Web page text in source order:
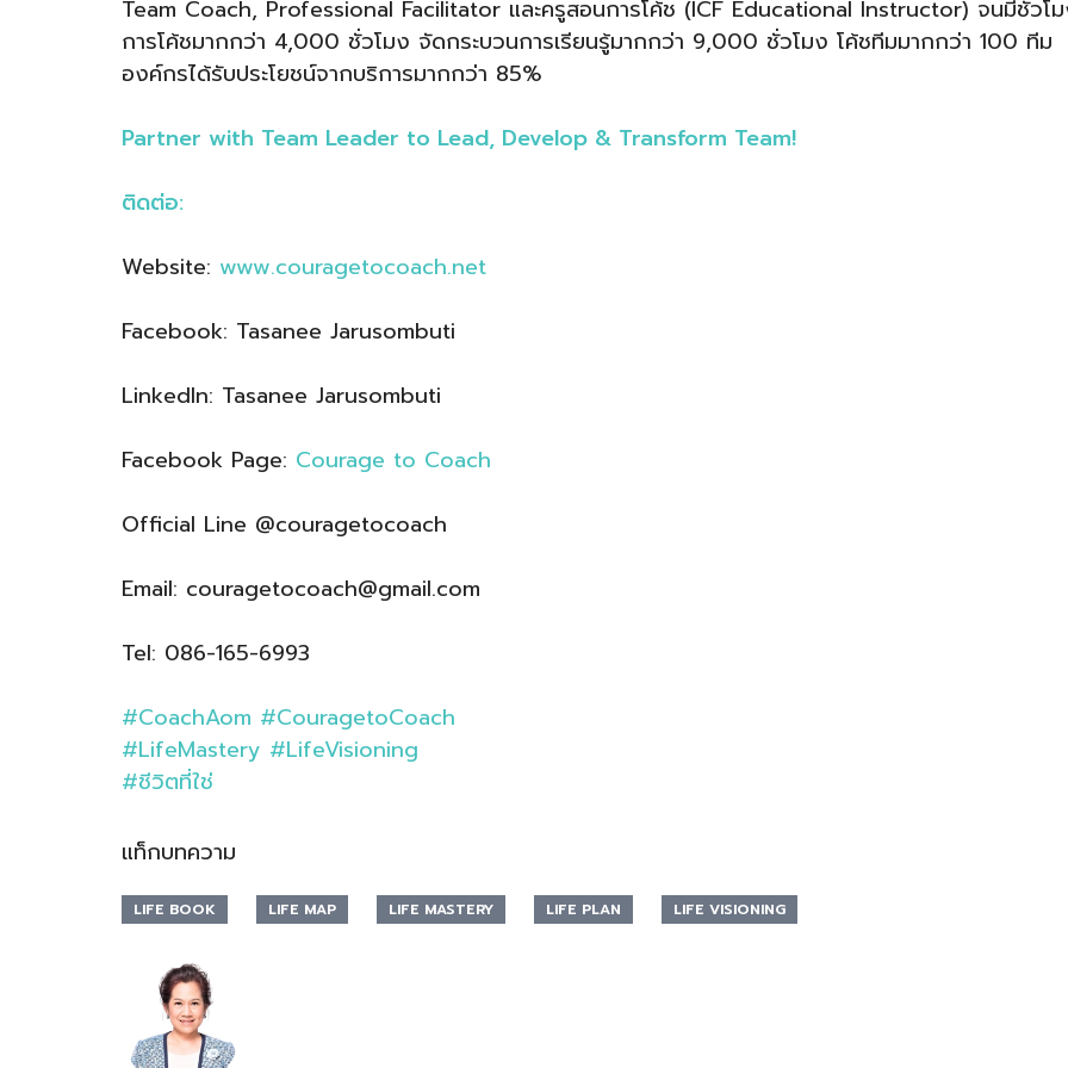
Team Coach, Professional Facilitator และครูสอนการโค้ช (ICF Educational Instructor) จนมีชั่วโ
การโค้ชมากกว่า 4,000 ชั่วโมง จัดกระบวนการเรียนรู้มากกว่า 9,000 ชั่วโมง โค้ชทีมมากกว่า 100 ทีม
องค์กรได้รับประโยชน์จากบริการมากกว่า 85%
Partner with Team Leader to Lead, Develop & Transform Team!
ติดต่อ:
Website: www.couragetocoach.net
Facebook: Tasanee Jarusombuti
LinkedIn: Tasanee Jarusombuti
Facebook Page: Courage to Coach
Official Line @couragetocoach
Email: couragetocoach@gmail.com
Tel: 086-165-6993
#CoachAom #CouragetoCoach
#LifeMastery #LifeVisioning
#ชีวิตที่ใช่
แท็กบทความ
LIFE BOOK LIFE MAP LIFE MASTERY LIFE PLAN LIFE VISIONING